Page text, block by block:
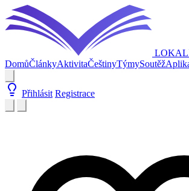
DomůČlánkyAktivitaČeštinyTýmySoutěž
Přihlásit Registrace